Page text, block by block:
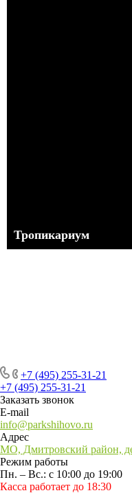
Тропикариум
+7 (495) 255-31-21
+7 (495) 255-31-21
Заказать звонок
E-mail
info@parkshihovo.ru
Адрес
МО, Дмитровский район,
Режим работы
Пн. – Вс.: с 10:00 до 19:00
Касса работает до 18:30